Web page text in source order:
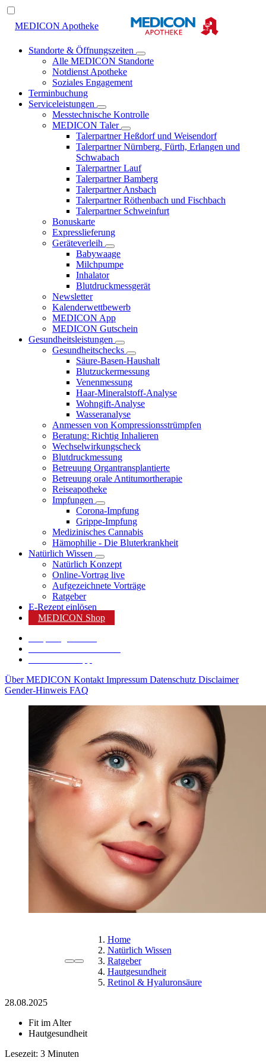
MEDICON Apotheke
Standorte & Öffnungszeiten
Alle MEDICON Standorte
Notdienst Apotheke
Soziales Engagement
Terminbuchung
Serviceleistungen
Messtechnische Kontrolle
MEDICON Taler
Talerpartner Heßdorf und Weisendorf
Talerpartner Nürnberg, Fürth, Erlangen und
Schwabach
Talerpartner Lauf
Talerpartner Bamberg
Talerpartner Ansbach
Talerpartner Röthenbach und Fischbach
Talerpartner Schweinfurt
Bonuskarte
Expresslieferung
Geräteverleih
Babywaage
Milchpumpe
Inhalator
Blutdruckmessgerät
Newsletter
Kalenderwettbewerb
MEDICON App
MEDICON Gutschein
Gesundheitsleistungen
Gesundheitschecks
Säure-Basen-Haushalt
Blutzuckermessung
Venenmessung
Haar-Mineralstoff-Analyse
Wohngift-Analyse
Wasseranalyse
Anmessen von Kompressionsstrümpfen
Beratung: Richtig Inhalieren
Wechselwirkungscheck
Blutdruckmessung
Betreuung Organtransplantierte
Betreuung orale Antitumortherapie
Reiseapotheke
Impfungen
Corona-Impfung
Grippe-Impfung
Medizinisches Cannabis
Hämophilie - Die Bluterkrankheit
Natürlich Wissen
Natürlich Konzept
Online-Vortrag live
Aufgezeichnete Vorträge
Ratgeber
E-Rezept einlösen
MEDICON Shop
Über MEDICON Kontakt Impressum Datenschutz Disclaimer
Gender-Hinweis FAQ
Home
Natürlich Wissen
Ratgeber
Hautgesundheit
Retinol & Hyaluronsäure
28.08.2025
Fit im Alter
Hautgesundheit
Lesezeit: